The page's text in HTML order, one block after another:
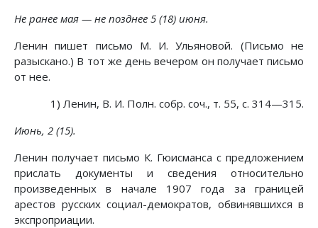
Не ранее мая — не позднее 5 (18) июня.
Ленин пишет письмо М. И. Ульяновой. (Письмо не
разыскано.) В тот же день вечером он получает письмо
от нее.
1) Ленин, В. И. Полн. собр. соч., т. 55, с. 314—315.
Июнь, 2 (15).
Ленин получает письмо К. Гюисманса с предложением
прислать документы и сведения относительно
произведенных в начале 1907 года за границей
арестов русских социал-демократов, обвинявшихся в
экспроприации.